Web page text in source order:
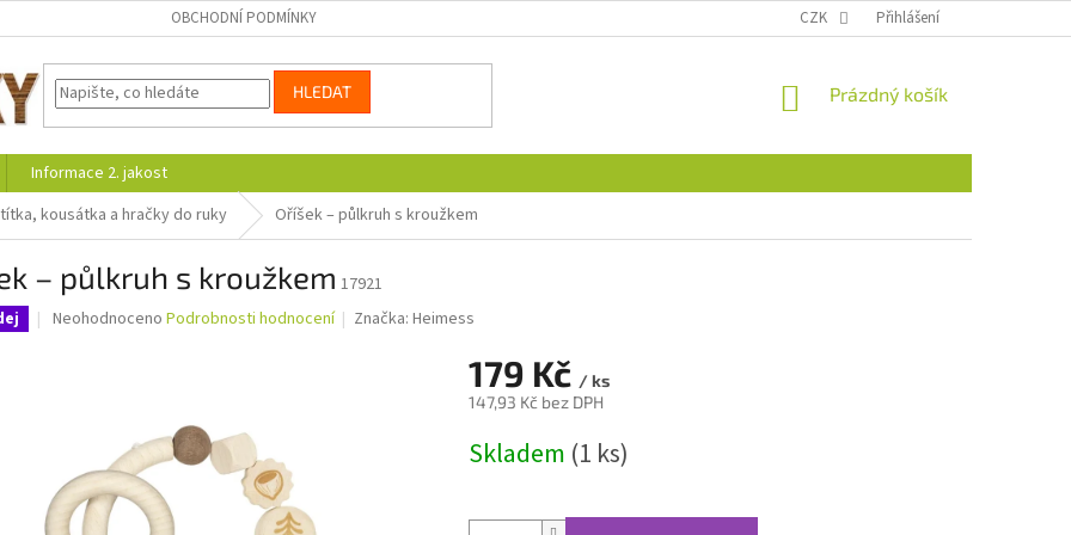
OBCHODNÍ PODMÍNKY CZK Přihlášení
HLEDAT
NÁKUPNÍ
Prázdný košík
Informace 2. jakost
kousátka a hračky do ruky Oříšek – půlkruh s kroužkem
– půlkruh s kroužkem 17921
Průměrné
hvězdiček.
Neohodnoceno Podrobnosti hodnocení Značka:Heimess
179 Kč / ks
147,93 Kč bez DPH
cena:
Skladem (1 ks)